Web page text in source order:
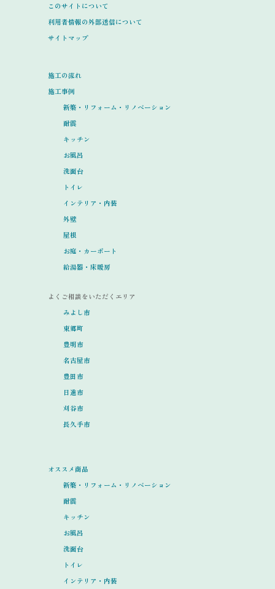
このサイトについて
利用者情報の外部送信について
サイトマップ
施工の流れ
施工事例
新築・リフォーム・リノベーション
耐震
キッチン
お風呂
洗面台
トイレ
インテリア・内装
外壁
屋根
お庭・カーポート
給湯器・床暖房
よくご相談をいただくエリア
みよし市
東郷町
豊明市
名古屋市
豊田市
日進市
刈谷市
長久手市
オススメ商品
新築・リフォーム・リノベーション
耐震
キッチン
お風呂
洗面台
トイレ
インテリア・内装